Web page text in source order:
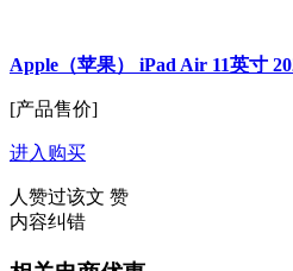
Apple（苹果） iPad Air 11英寸
[产品售价]
进入购买
人赞过该文 赞
内容纠错